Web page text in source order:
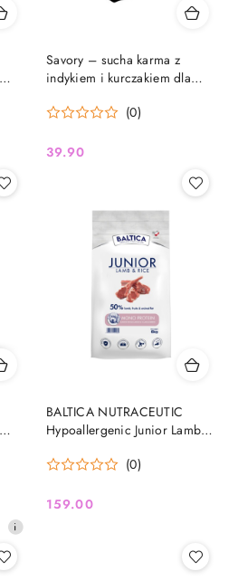
Savory – sucha karma z
indykiem i kurczakiem dla
(0)
Cena:
39.90
BALTICA NUTRACEUTIC
Hypoallergenic Junior Lamb &
jagnięciną dla szczeniąt
(0)
Cena:
159.00